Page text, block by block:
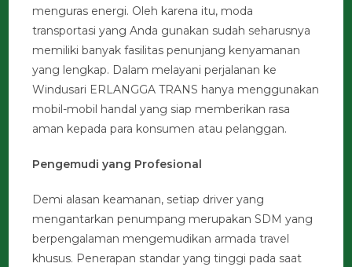
menguras energi. Oleh karena itu, moda
transportasi yang Anda gunakan sudah seharusnya
memiliki banyak fasilitas penunjang kenyamanan
yang lengkap. Dalam melayani perjalanan ke
Windusari ERLANGGA TRANS hanya menggunakan
mobil-mobil handal yang siap memberikan rasa
aman kepada para konsumen atau pelanggan.
Pengemudi yang Profesional
Demi alasan keamanan, setiap driver yang
mengantarkan penumpang merupakan SDM yang
berpengalaman mengemudikan armada travel
khusus. Penerapan standar yang tinggi pada saat